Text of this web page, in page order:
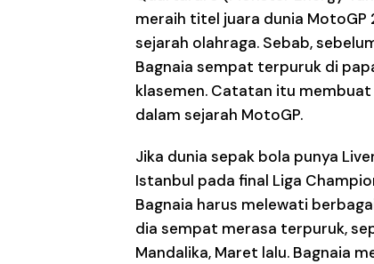
meraih titel juara dunia MotoGP
sejarah olahraga. Sebab,
Bagnaia sempat terpuruk di
klasemen. Catatan itu
dalam sejarah MotoGP.
Jika dunia sepak bola punya
Istanbul pada final Liga
Bagnaia harus melewati
dia sempat merasa terpuruk,
Mandalika, Maret lalu. Bagnaia